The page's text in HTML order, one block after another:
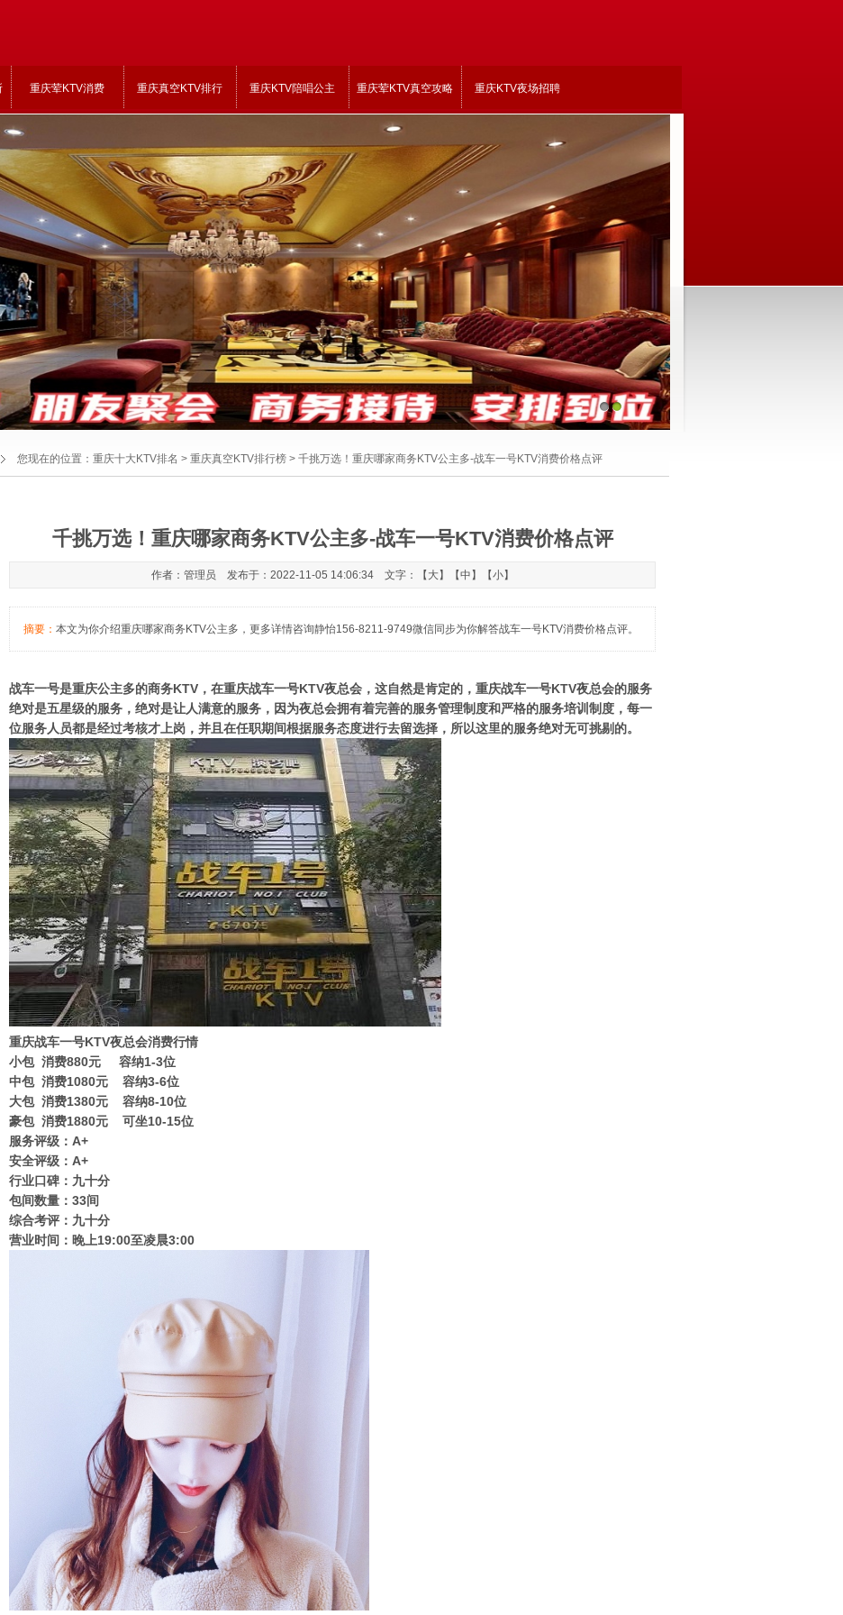
1 2
重庆荤KTV消费 重庆真空KTV排行 重庆KTV陪唱公主 重庆荤KTV真空攻略 重庆KTV夜场招聘
您现在的位置： 重庆十大KTV排名 > 重庆真空KTV排行榜 > 千挑万选！重庆哪家商务KTV公主多-战车一号KTV消费价格点评
千挑万选！重庆哪家商务KTV公主多-战车一号KTV消费价格点评
作者：管理员 发布于：2022-11-05 14:06:34 文字：【 大】【中 】【小】
摘要： 本文为你介绍重庆哪家商务KTV公主多，更多详情咨询静怡156-8211-9749微信同步为你解答战车一号KTV消费价格点评。
战车一号是重庆公主多的商务KTV，在重庆战车一号KTV夜总会，这自然是肯定的，重庆战车一号KTV夜总会的服务
绝对是五星级的服务，绝对是让人满意的服务，因为夜总会拥有着完善的服务管理制度和严格的服务培训制度，每一
位服务人员都是经过考核才上岗，并且在任职期间根据服务态度进行去留选择，所以这里的服务绝对无可挑剔的。
重庆战车一号KTV夜总会消费行情
小包 消费880元 容纳1-3位
中包 消费1080元 容纳3-6位
大包 消费1380元 容纳8-10位
豪包 消费1880元 可坐10-15位
服务评级：A+
安全评级：A+
行业口碑：九十分
包间数量：33间
综合考评：九十分
营业时间：晚上19:00至凌晨3:00